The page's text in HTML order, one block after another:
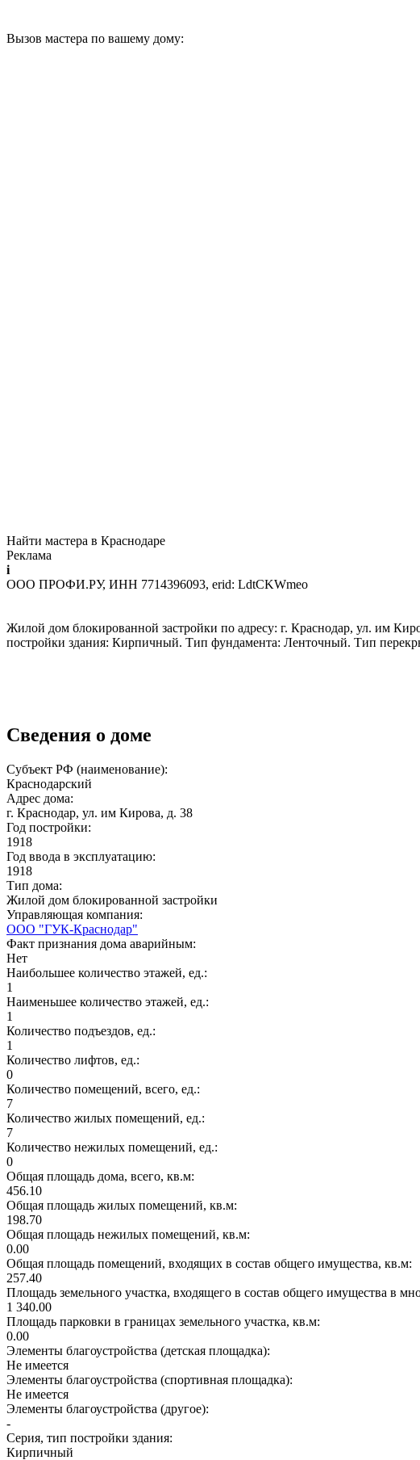
Вызов мастера по вашему дому:
Найти мастера в Краснодаре
Реклама
i
ООО ПРОФИ.РУ, ИНН 7714396093, erid: LdtCKWmeo
Жилой дом блокированной застройки по адресу: г. Краснодар, ул. им
постройки здания: Кирпичный. Тип фундамента: Ленточный. Тип
Сведения о доме
Субъект РФ (наименование):
Краснодарский
Адрес дома:
г. Краснодар, ул. им Кирова, д. 38
Год постройки:
1918
Год ввода в эксплуатацию:
1918
Тип дома:
Жилой дом блокированной застройки
Управляющая компания:
ООО "ГУК-Краснодар"
Факт признания дома аварийным:
Нет
Наибольшее количество этажей, ед.:
1
Наименьшее количество этажей, ед.:
1
Количество подъездов, ед.:
1
Количество лифтов, ед.:
0
Количество помещений, всего, ед.:
7
Количество жилых помещений, ед.:
7
Количество нежилых помещений, ед.:
0
Общая площадь дома, всего, кв.м:
456.10
Общая площадь жилых помещений, кв.м:
198.70
Общая площадь нежилых помещений, кв.м:
0.00
Общая площадь помещений, входящих в состав общего имущества, кв.м:
257.40
Площадь земельного участка, входящего в состав общего имущества в
1 340.00
Площадь парковки в границах земельного участка, кв.м:
0.00
Элементы благоустройства (детская площадка):
Не имеется
Элементы благоустройства (спортивная площадка):
Не имеется
Элементы благоустройства (другое):
-
Серия, тип постройки здания:
Кирпичный